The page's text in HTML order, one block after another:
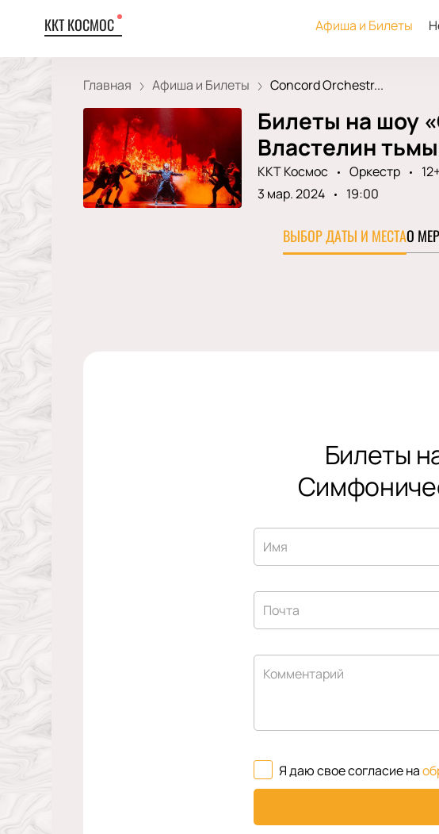
ККТ КОСМОС Афиша и Билеты
Главная Афиша и Билеты Concord Orchestr...
Билеты на шоу
Властелин
ККТ Космос Оркестр
3 мар. 2024
19:00
ВЫБОР ДАТЫ И МЕСТАО
Билеты
Имя
Почта
Комментарий
Я даю свое согласие на